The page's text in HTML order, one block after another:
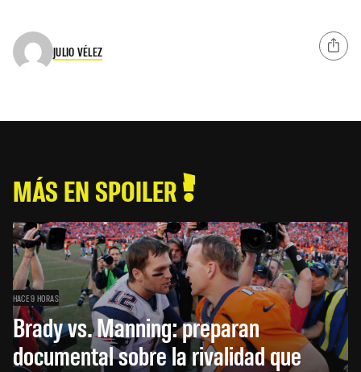
JULIO VÉLEZ
MÁS EN SPOILER
HACE 9 HORAS
Brady vs. Manning: preparan
documental sobre la rivalidad que